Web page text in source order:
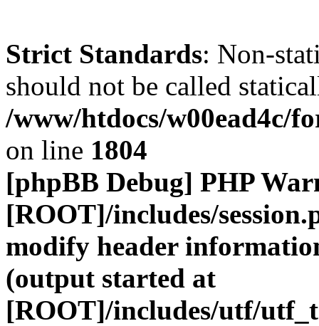
Strict Standards: Non-
should not be called
/www/htdocs/w00ead4c/
on line 1804
[phpBB Debug] PHP
[ROOT]/includes/
modify header
(output started at
[ROOT]/includes/utf/